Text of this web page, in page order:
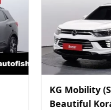
KG Mobility
Beautiful